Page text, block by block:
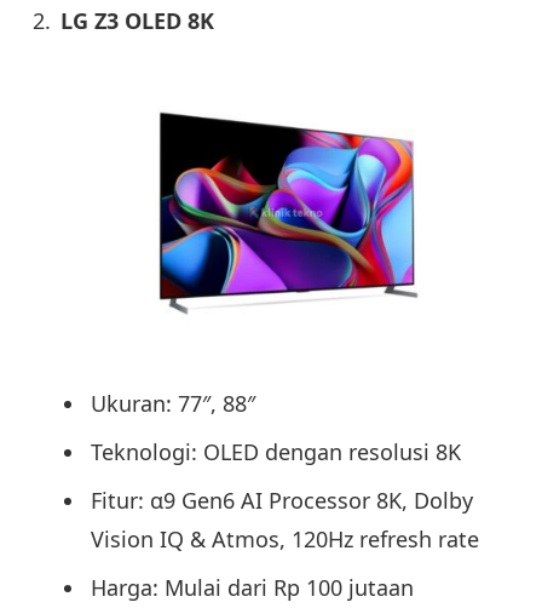
LG Z3 OLED 8K
Ukuran: 77″, 88″
Teknologi: OLED dengan resolusi 8K
Fitur: α9 Gen6 AI Processor 8K, Dolby
Vision IQ & Atmos, 120Hz refresh rate
Harga: Mulai dari Rp 100 jutaan